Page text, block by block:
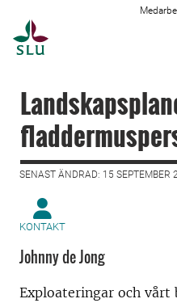
SENAST ÄNDRAD: 15 SEPTEMBER
KONTAKT
Johnny de Jong
Exploateringar och vårt